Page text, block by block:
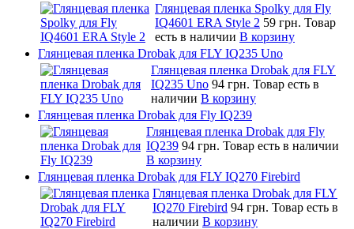
Глянцевая пленка Spolky для Fly
IQ4601 ERA Style 2 59 грн. Товар
есть в наличии В корзину
Глянцевая пленка Drobak для FLY IQ235 Uno
Глянцевая пленка Drobak для FLY
IQ235 Uno 94 грн. Товар есть в
наличии В корзину
Глянцевая пленка Drobak для Fly IQ239
Глянцевая пленка Drobak для Fly
IQ239 94 грн. Товар есть в наличии
В корзину
Глянцевая пленка Drobak для FLY IQ270 Firebird
Глянцевая пленка Drobak для FLY
IQ270 Firebird 94 грн. Товар есть в
наличии В корзину